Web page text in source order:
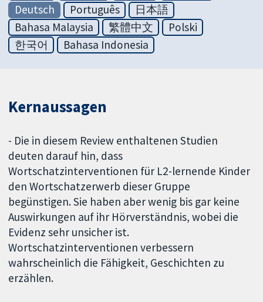
Deutsch
Português
日本語
Bahasa Malaysia
繁體中文
Polski
한국어
Bahasa Indonesia
Kernaussagen
- Die in diesem Review enthaltenen Studien
deuten darauf hin, dass
Wortschatzinterventionen für L2-lernende Kinder
den Wortschatzerwerb dieser Gruppe
begünstigen. Sie haben aber wenig bis gar keine
Auswirkungen auf ihr Hörverständnis, wobei die
Evidenz sehr unsicher ist.
Wortschatzinterventionen verbessern
wahrscheinlich die Fähigkeit, Geschichten zu
erzählen.